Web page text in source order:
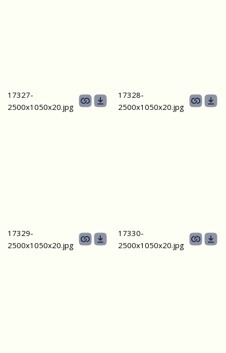
17327-
2500х1050х20.jpg
17328-
2500х1050х20.jpg
17329-
2500х1050х20.jpg
17330-
2500х1050х20.jpg